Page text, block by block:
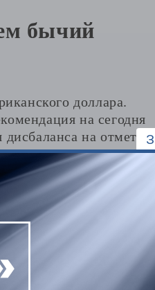
бычий
доллара.
на сегодня
дисбаланса на отметке
на 1,3620.
так что на этот
разгона депозита.